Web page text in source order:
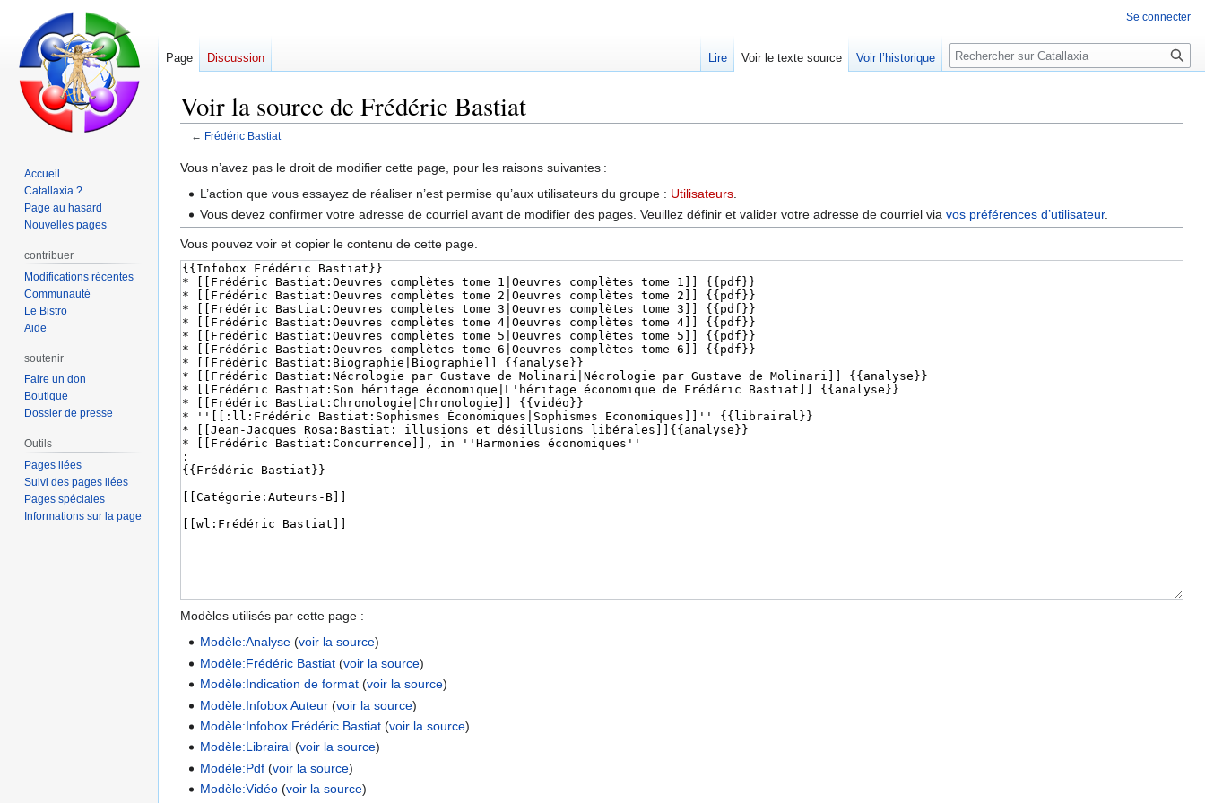
Voir la source de Frédéric Bastiat
← Frédéric Bastiat
Aller
navigation
Aller
recherche
Vous n’avez pas le droit de modifier cette page, pour les raisons suivantes :
L’action que vous essayez de réaliser n’est permise qu’aux utilisateurs du groupe : Utilisateurs
Vous devez confirmer votre adresse de courriel avant de modifier des pages. Veuillez définir et valider votre adresse de courriel viavos préférences d’utilisateur.
Vous pouvez voir et copier le contenu de cette page.
Modèles utilisés par cette page :
Modèle:Analyse (voir la source)
Modèle:Frédéric Bastiat (voir la source)
Modèle:Indication de format (voir la source)
Modèle:Infobox Auteur (voir la source)
Modèle:Infobox Frédéric Bastiat (voir la source)
Modèle:Librairal (voir la source)
Modèle:Pdf (voir la source)
Modèle:Vidéo (voir la source)
Se connecter
Page Discussion Lire Voir le texte source Voir l’historique Rechercher
Accueil
Catallaxia ?
Page au hasard
Nouvelles pages
contribuer
Modifications récentes
Communauté
Le Bistro
Aide
soutenir
Faire un don
Boutique
Dossier de presse
Outils
Pages liées
Suivi des pages liées
Pages spéciales
Informations sur la page